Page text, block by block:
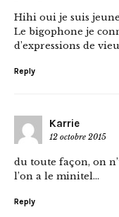
Hihi oui je suis jeune
Le bigophone je
d’expressions de
Reply
Karrie
12 octobre 2015
du toute façon, on
l’on a le minitel…
Reply